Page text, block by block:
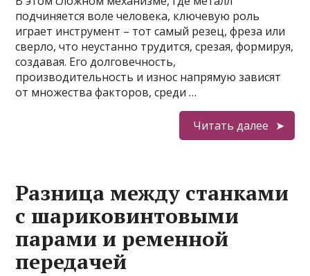
подчиняется воле человека, ключевую роль
играет инструмент – тот самый резец, фреза или
сверло, что неустанно трудится, срезая, формируя,
создавая. Его долговечность,
производительность и износ напрямую зависят
от множества факторов, среди …
Читать далее
Разница между станками
с шариковинтовыми
парами и ременной
передачей